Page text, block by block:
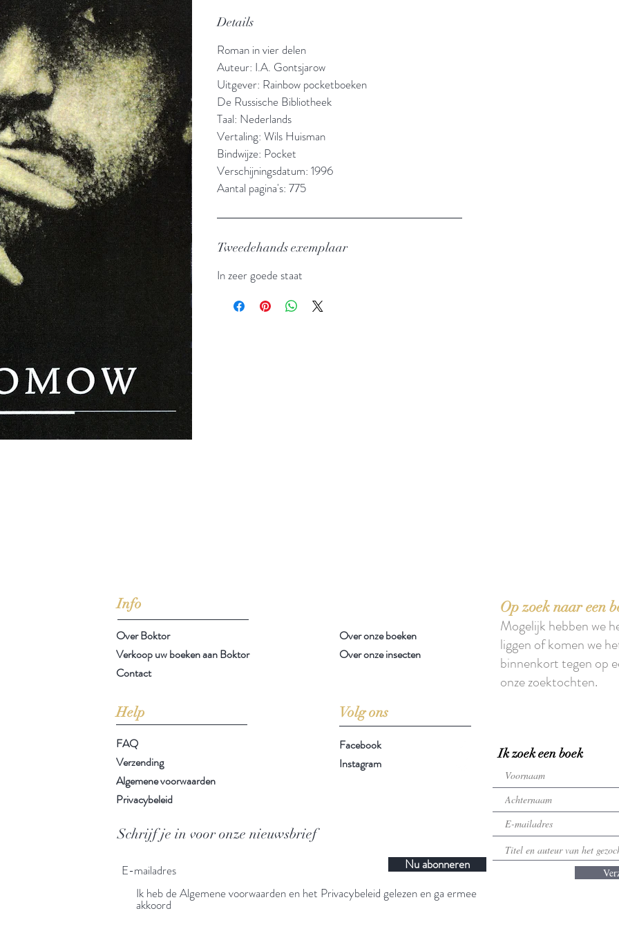
Details
Roman in vier delen
Auteur: I.A. Gontsjarow
Uitgever: Rainbow pocketboeken
De Russische Bibliotheek
Taal: Nederlands
Vertaling: Wils Huisman
Bindwijze: Pocket
Verschijningsdatum: 1996
Aantal pagina's: 775
Tweedehands exemplaar
In zeer goede staat
Info
Over Boktor
Verkoop uw boeken aan Boktor
Contact
Help Volg ons
Op zoek naar een
Mogelijk hebben we
liggen of komen we
binnenkort tegen op
onze zoektochten.
FAQ
Verzending
Algemene voorwaarden
Privacybeleid
Facebook
Instagram
Schrijf je in voor onze nieuwsbrief
Nu abonneren
Ik heb de Algemene voorwaarden en het Privacybeleid gelezen en ga ermee
akkoord
Ik zoek een boek
Over onze boeken
Over onze insecten